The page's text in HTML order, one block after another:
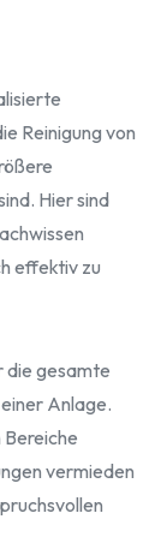
Reinigung von
Hier sind
effektiv zu
die gesamte
Anlage.
vermieden